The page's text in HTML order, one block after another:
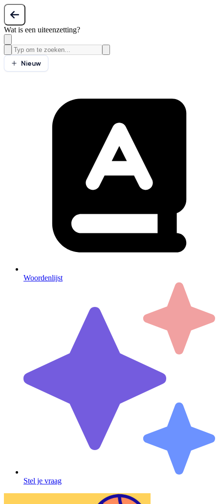
Wat is een uiteenzetting?
Nieuw
Woordenlijst
Stel je vraag